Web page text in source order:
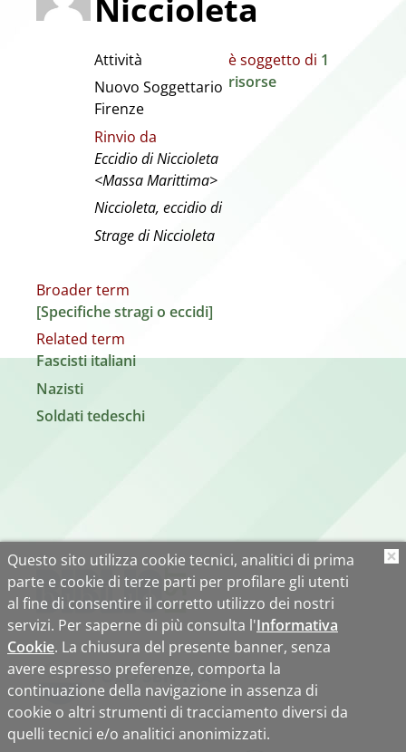
Niccioleta
Attività
Nuovo Soggettario
Firenze
Rinvio da
Eccidio di Niccioleta
<Massa Marittima>
Niccioleta, eccidio di
Strage di Niccioleta
è soggetto di 1
risorse
Broader term
[Specifiche stragi o eccidi]
Related term
Fascisti italiani
Nazisti
Soldati tedeschi
Questo sito utilizza cookie tecnici, analitici di prima
parte e cookie di terze parti per profilare gli utenti
al fine di consentire il corretto utilizzo dei nostri
servizi. Per saperne di più consulta l'Informativa
Cookie. La chiusura del presente banner, senza
avere espresso preferenze, comporta la
continuazione della navigazione in assenza di
cookie o altri strumenti di tracciamento diversi da
quelli tecnici e/o analitici anonimizzati.